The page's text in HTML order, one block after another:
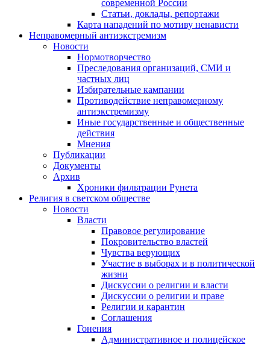
современной России
Статьи, доклады, репортажи
Карта нападений по мотиву ненависти
Неправомерный антиэкстремизм
Новости
Нормотворчество
Преследования организаций, СМИ и
частных лиц
Избирательные кампании
Противодействие неправомерному
антиэкстремизму
Иные государственные и общественные
действия
Мнения
Публикации
Документы
Архив
Хроники фильтрации Рунета
Религия в светском обществе
Новости
Власти
Правовое регулирование
Покровительство властей
Чувства верующих
Участие в выборах и в политической
жизни
Дискуссии о религии и власти
Дискуссии о религии и праве
Религии и карантин
Соглашения
Гонения
Административное и полицейское